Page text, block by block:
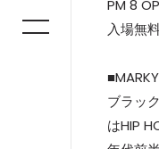
PM 8
入場無
■MARKY
ブラッ
はHIP